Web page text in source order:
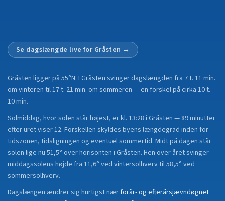
Se dagslængde live for Gråsten →
Gråsten ligger på 55°N. I Gråsten svinger dagslængden fra 7 t. 11 min.
om vinteren til 17 t. 21 min. om sommeren — en forskel på cirka 10 t.
10 min.
Solmiddag, hvor solen står højest, er kl. 13:28 i Gråsten — 89 minutter
efter uret viser 12. Forskellen skyldes byens længdegrad inden for
tidszonen, tidsligningen og eventuel sommertid. Midt på dagen står
solen lige nu 51,5° over horisonten i Gråsten. Hen over året svinger
middagssolens højde fra 11,6° ved vintersolhverv til 58,5° ved
sommersolhverv.
Dagslængen ændrer sig hurtigst nærforår- og efterårsjævndøgnet